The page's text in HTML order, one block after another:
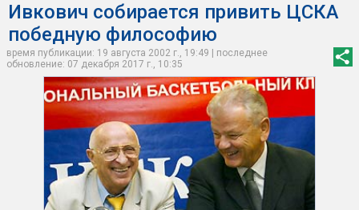
Ивкович собирается привить ЦСКА
победную философию
время публикации: 19 августа 2002 г., 19:49 | последнее
обновление: 07 декабря 2017 г., 10:35